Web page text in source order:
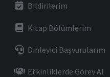
Bildirilerim
Kitap Bölümlerim
Dinleyici Başvurularım
Etkinliklerde Görev Al